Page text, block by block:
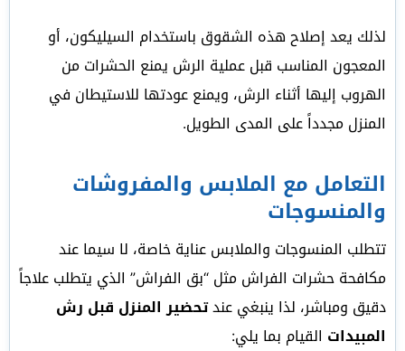
لذلك يعد إصلاح هذه الشقوق باستخدام السيليكون، أو
المعجون المناسب قبل عملية الرش يمنع الحشرات من
الهروب إليها أثناء الرش، ويمنع عودتها للاستيطان في
المنزل مجدداً على المدى الطويل.
التعامل مع الملابس والمفروشات
والمنسوجات
تتطلب المنسوجات والملابس عناية خاصة، لا سيما عند
مكافحة حشرات الفراش مثل “بق الفراش” الذي يتطلب علاجاً
دقيق ومباشر، لذا ينبغي عندتحضير المنزل قبل رش
المبيدات القيام بما يلي: